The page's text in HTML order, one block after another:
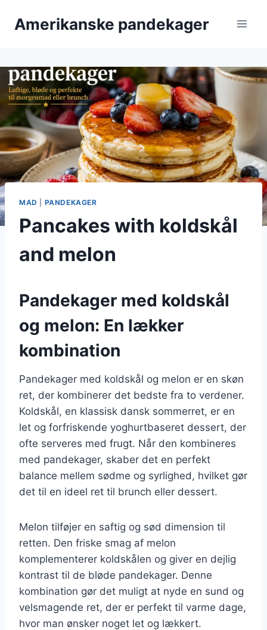
Amerikanske pandekager
MAD PANDEKAGER
Pancakes with koldskål
and melon
Pandekager med koldskål
og melon: En lækker
kombination
Pandekager med koldskål og melon er en skøn
ret, der kombinerer det bedste fra to verdener.
Koldskål, en klassisk dansk sommerret, er en
let og forfriskende yoghurtbaseret dessert, der
ofte serveres med frugt. Når den kombineres
med pandekager, skaber det en perfekt
balance mellem sødme og syrlighed, hvilket gør
det til en ideel ret til brunch eller dessert.
Melon tilføjer en saftig og sød dimension til
retten. Den friske smag af melon
komplementerer koldskålen og giver en dejlig
kontrast til de bløde pandekager. Denne
kombination gør det muligt at nyde en sund og
velsmagende ret, der er perfekt til varme dage,
hvor man ønsker noget let og lækkert.